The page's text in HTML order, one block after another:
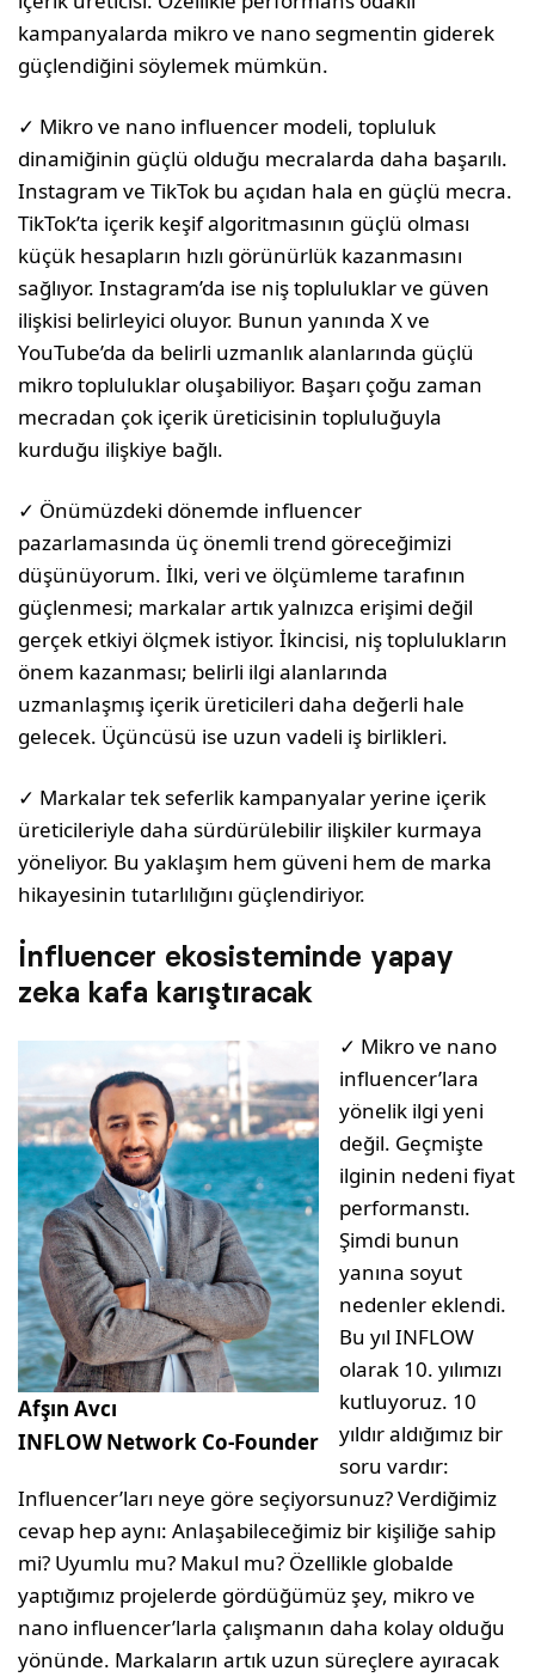
kampanyalarda mikro ve nano segmentin giderek
güçlendiğini söylemek mümkün.
✓ Mikro ve nano influencer modeli, topluluk
dinamiğinin güçlü olduğu mecralarda daha başarılı.
Instagram ve TikTok bu açıdan hala en güçlü mecra.
TikTok’ta içerik keşif algoritmasının güçlü olması
küçük hesapların hızlı görünürlük kazanmasını
sağlıyor. Instagram’da ise niş topluluklar ve güven
ilişkisi belirleyici oluyor. Bunun yanında X ve
YouTube’da da belirli uzmanlık alanlarında güçlü
mikro topluluklar oluşabiliyor. Başarı çoğu zaman
mecradan çok içerik üreticisinin topluluğuyla
kurduğu ilişkiye bağlı.
✓ Önümüzdeki dönemde influencer
pazarlamasında üç önemli trend göreceğimizi
düşünüyorum. İlki, veri ve ölçümleme tarafının
güçlenmesi; markalar artık yalnızca erişimi değil
gerçek etkiyi ölçmek istiyor. İkincisi, niş toplulukların
önem kazanması; belirli ilgi alanlarında
uzmanlaşmış içerik üreticileri daha değerli hale
gelecek. Üçüncüsü ise uzun vadeli iş birlikleri.
✓ Markalar tek seferlik kampanyalar yerine içerik
üreticileriyle daha sürdürülebilir ilişkiler kurmaya
yöneliyor. Bu yaklaşım hem güveni hem de marka
hikayesinin tutarlılığını güçlendiriyor.
İnfluencer ekosisteminde yapay
zeka kafa karıştıracak
Afşın Avcı
INFLOW Network Co-Founder
✓ Mikro ve nano
influencer’lara
yönelik ilgi yeni
değil. Geçmişte
ilginin nedeni fiyat
performanstı.
Şimdi bunun
yanına soyut
nedenler eklendi.
Bu yıl INFLOW
olarak 10. yılımızı
kutluyoruz. 10
yıldır aldığımız bir
soru vardır:
Influencer’ları neye göre seçiyorsunuz? Verdiğimiz
cevap hep aynı: Anlaşabileceğimiz bir kişiliğe sahip
mi? Uyumlu mu? Makul mu? Özellikle globalde
yaptığımız projelerde gördüğümüz şey, mikro ve
nano influencer’larla çalışmanın daha kolay olduğu
yönünde. Markaların artık uzun süreçlere ayıracak